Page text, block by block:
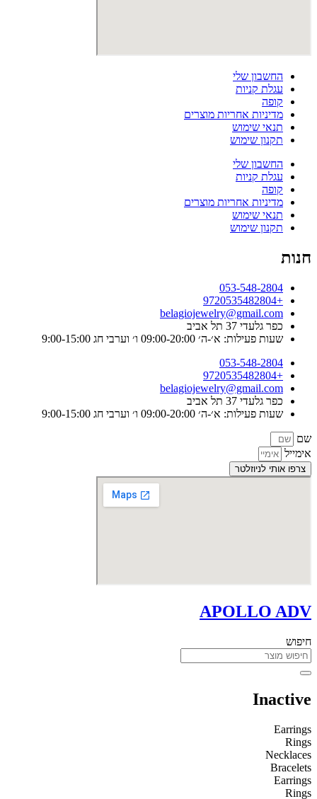
החשבון שלי
עגלת קניות
קופה
מדיניות אחריות מוצרים
תנאי שימוש
תקנון שימוש
החשבון שלי
עגלת קניות
קופה
מדיניות אחריות מוצרים
תנאי שימוש
תקנון שימוש
חנות
053-548-2804
+9720535482804
belagiojewelry@gmail.com
כפר גלעדי 37 תל אביב
שעות פעילות: א׳-ה׳ 09:00-20:00 ו׳ וערבי חג 9:00-15:00
053-548-2804
+9720535482804
belagiojewelry@gmail.com
כפר גלעדי 37 תל אביב
שעות פעילות: א׳-ה׳ 09:00-20:00 ו׳ וערבי חג 9:00-15:00
שם
אימייל
צרפו אותי לניוזלטר
APOLLO ADV
חיפוש
Inactive
Earrings
Rings
Necklaces
Bracelets
Earrings
Rings